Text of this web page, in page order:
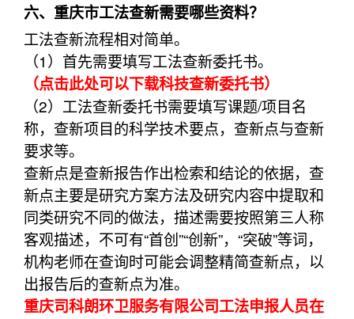
六、重庆市工法查新需要哪些资料？
工法查新流程相对简单。
（1）首先需要填写工法查新委托书。
（点击此处可以下载科技查新委托书）
（2）工法查新委托书需要填写课题/项目名
称，查新项目的科学技术要点，查新点与查新
要求等。
查新点是查新报告作出检索和结论的依据，查
新点主要是研究方案方法及研究内容中提取和
同类研究不同的做法，描述需要按照第三人称
客观描述，不可有“首创”“创新”，“突破”等词，
机构老师在查询时可能会调整精简查新点，以
出报告后的查新点为准。
重庆司科朗环卫服务有限公司工法申报人员在